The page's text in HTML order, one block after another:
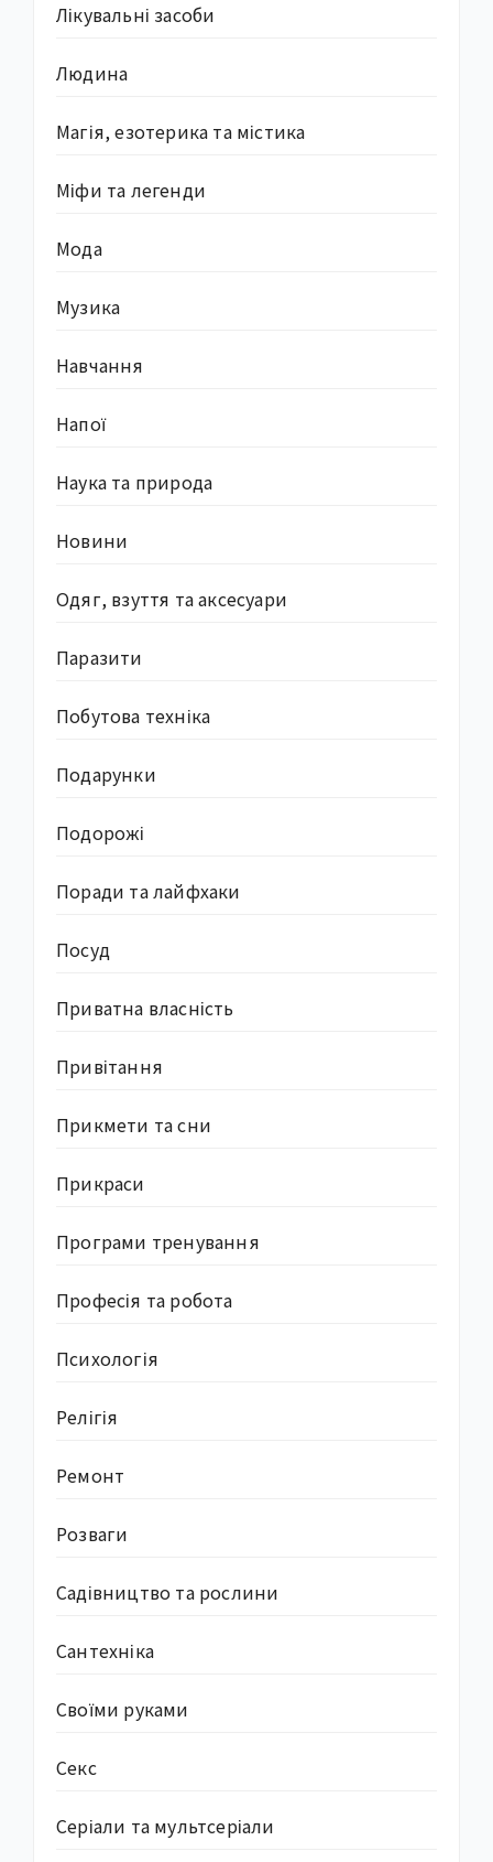
Лікувальні засоби
Людина
Магія, езотерика та містика
Міфи та легенди
Мода
Музика
Навчання
Напої
Наука та природа
Новини
Одяг, взуття та аксесуари
Паразити
Побутова техніка
Подарунки
Подорожі
Поради та лайфхаки
Посуд
Приватна власність
Привітання
Прикмети та сни
Прикраси
Програми тренування
Професія та робота
Психологія
Релігія
Ремонт
Розваги
Садівництво та рослини
Сантехніка
Своїми руками
Секс
Серіали та мультсеріали